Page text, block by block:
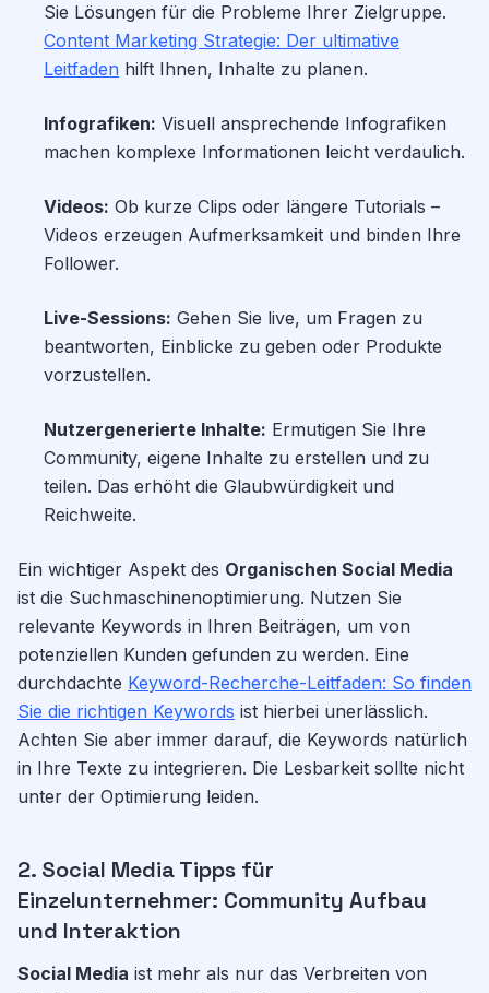
Sie Lösungen für die Probleme Ihrer Zielgruppe.
Content Marketing Strategie: Der ultimative
Leitfaden hilft Ihnen, Inhalte zu planen.
Infografiken: Visuell ansprechende Infografiken
machen komplexe Informationen leicht verdaulich.
Videos: Ob kurze Clips oder längere Tutorials –
Videos erzeugen Aufmerksamkeit und binden Ihre
Follower.
Live-Sessions: Gehen Sie live, um Fragen zu
beantworten, Einblicke zu geben oder Produkte
vorzustellen.
Nutzergenerierte Inhalte: Ermutigen Sie Ihre
Community, eigene Inhalte zu erstellen und zu
teilen. Das erhöht die Glaubwürdigkeit und
Reichweite.
Ein wichtiger Aspekt des Organischen Social Media
ist die Suchmaschinenoptimierung. Nutzen Sie
relevante Keywords in Ihren Beiträgen, um von
potenziellen Kunden gefunden zu werden. Eine
durchdachte Keyword-Recherche-Leitfaden: So finden
Sie die richtigen Keywords ist hierbei unerlässlich.
Achten Sie aber immer darauf, die Keywords natürlich
in Ihre Texte zu integrieren. Die Lesbarkeit sollte nicht
unter der Optimierung leiden.
2. Social Media Tipps für
Einzelunternehmer: Community Aufbau
und Interaktion
Social Media ist mehr als nur das Verbreiten von